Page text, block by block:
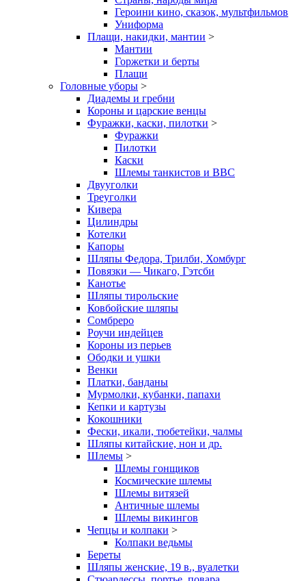
Героини кино, сказок, мультфильмов
Униформа
Плащи, накидки, мантии >
Мантии
Горжетки и берты
Плащи
Головные уборы >
Диадемы и гребни
Короны и царские венцы
Фуражки, каски, пилотки >
Фуражки
Пилотки
Каски
Шлемы танкистов и ВВС
Двууголки
Треуголки
Кивера
Цилиндры
Котелки
Капоры
Шляпы Федора, Трилби, Хомбург
Повязки — Чикаго, Гэтсби
Канотье
Шляпы тирольские
Ковбойские шляпы
Сомбреро
Роучи индейцев
Короны из перьев
Ободки и ушки
Венки
Платки, банданы
Мурмолки, кубанки, папахи
Кепки и картузы
Кокошники
Фески, икали, тюбетейки, чалмы
Шляпы китайские, нон и др.
Шлемы >
Шлемы гонщиков
Космические шлемы
Шлемы витязей
Античные шлемы
Шлемы викингов
Чепцы и колпаки >
Колпаки ведьмы
Береты
Шляпы женские, 19 в., вуалетки